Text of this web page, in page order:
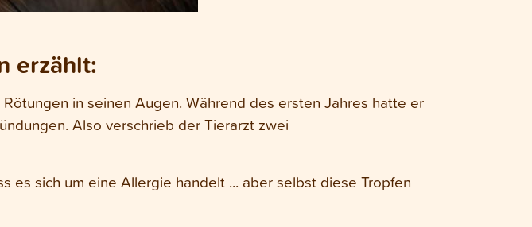
erzählt:
in seinen Augen. Während des ersten Jahres hatte er
Also verschrieb der Tierarzt zwei
es sich um eine Allergie handelt ... aber selbst diese Tropfen